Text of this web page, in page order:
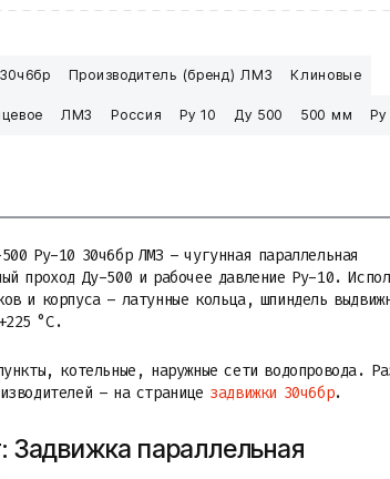
30ч6бр Производитель (бренд) ЛМЗ Клиновые
ЛМЗ Россия Ру 10 Ду 500 500 мм Ру
Ру-10 30ч6бр ЛМЗ – чугунная параллельная
проход Ду-500 и рабочее давление Ру-10.
и корпуса – латунные кольца, шпиндель
°C.
котельные, наружные сети водопровода.
– на странице задвижки 30ч6бр.
Задвижка параллельная